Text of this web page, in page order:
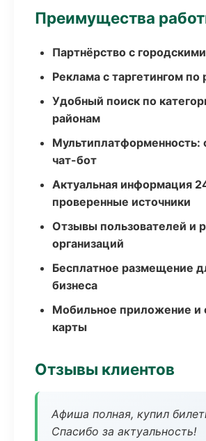
Преимущества
Партнёрство с
Реклама с таргетингом по
Удобный поиск по
районам
Мультиплатформенность:
чат-бот
Актуальная информация
проверенные источники
Отзывы пользователей и
организаций
Бесплатное размещение
бизнеса
Мобильное приложение и
карты
Отзывы клиентов
Афиша полная, купил
Спасибо за актуальность!